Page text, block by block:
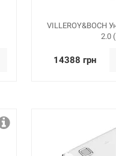
VILLEROY&BOCH
2.0
14388 грн